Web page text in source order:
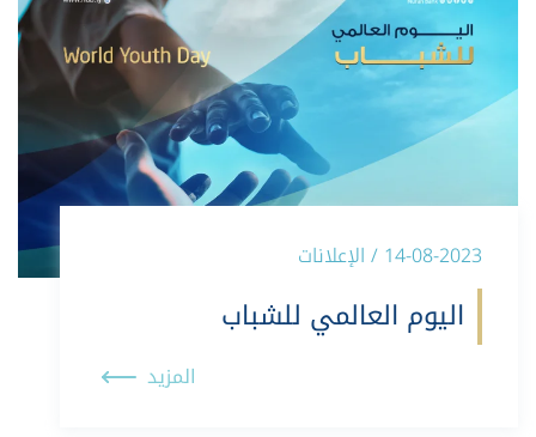
14-08-2023 / الإعلانات
اليوم العالمي للشباب
المزيد